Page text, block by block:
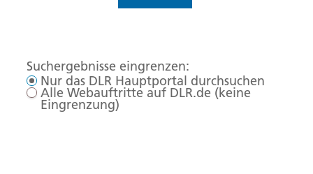
Suchergebnisse eingrenzen:
Nur das DLR Hauptportal durchsuchen
Alle Webauftritte auf DLR.de (keine
Eingrenzung)